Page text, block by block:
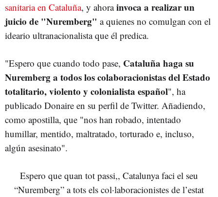
sanitaria en Cataluña, y ahorainvoca a realizar un
juicio de "Nuremberg" a quienes no comulgan con el
ideario ultranacionalista que él predica.
"Espero que cuando todo pase, Cataluña haga su
Nuremberg a todos los colaboracionistas del Estado
totalitario, violento y colonialista español", ha
publicado Donaire en su perfil de Twitter. Añadiendo,
como apostilla, que "nos han robado, intentado
humillar, mentido, maltratado, torturado e, incluso,
algún asesinato".
Espero que quan tot passi,, Catalunya faci el seu
“Nuremberg” a tots els col·laboracionistes de l’estat